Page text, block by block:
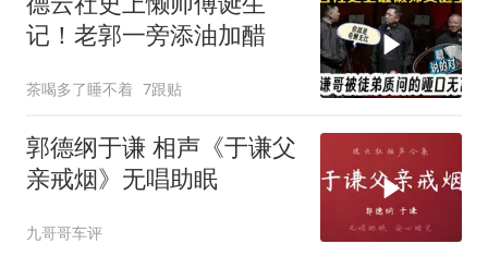
记！老郭一旁添油加醋
茶喝多了睡不着 7跟贴
郭德纲于谦 相声《于谦父
亲戒烟》无唱助眠
九哥哥车评